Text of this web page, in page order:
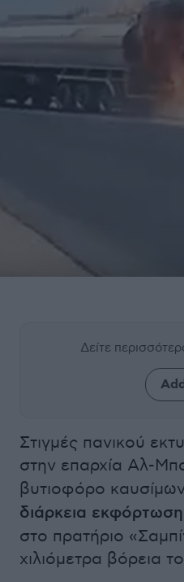
Δείτε
Στιγμές πανικού
στην επαρχία Αλ-
βυτιοφόρο
διάρκεια
στο πρατήριο
χιλιόμετρα βόρεια